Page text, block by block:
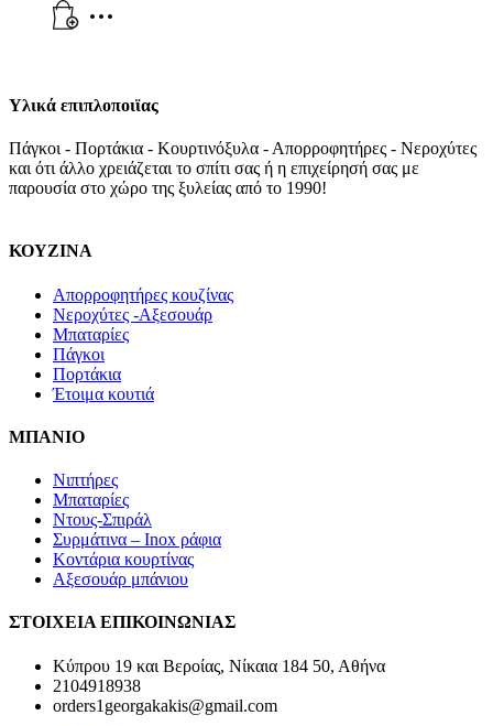
Υλικά επιπλοποιϊας
Πάγκοι - Πορτάκια - Κουρτινόξυλα - Απορροφητήρες - Νεροχύτες
και ότι άλλο χρειάζεται το σπίτι σας ή η επιχείρησή σας με
παρουσία στο χώρο της ξυλείας από το 1990!
ΚΟΥΖΙΝΑ
Απορροφητήρες κουζίνας
Νεροχύτες -Αξεσουάρ
Μπαταρίες
Πάγκοι
Πορτάκια
Έτοιμα κουτιά
ΜΠΑΝΙΟ
Νιπτήρες
Μπαταρίες
Ντους-Σπιράλ
Συρμάτινα – Inox ράφια
Κοντάρια κουρτίνας
Αξεσουάρ μπάνιου
ΣΤΟΙΧΕΙΑ ΕΠΙΚΟΙΝΩΝΙΑΣ
Κύπρου 19 και Βεροίας, Νίκαια 184 50, Αθήνα
2104918938
orders1georgakakis@gmail.com